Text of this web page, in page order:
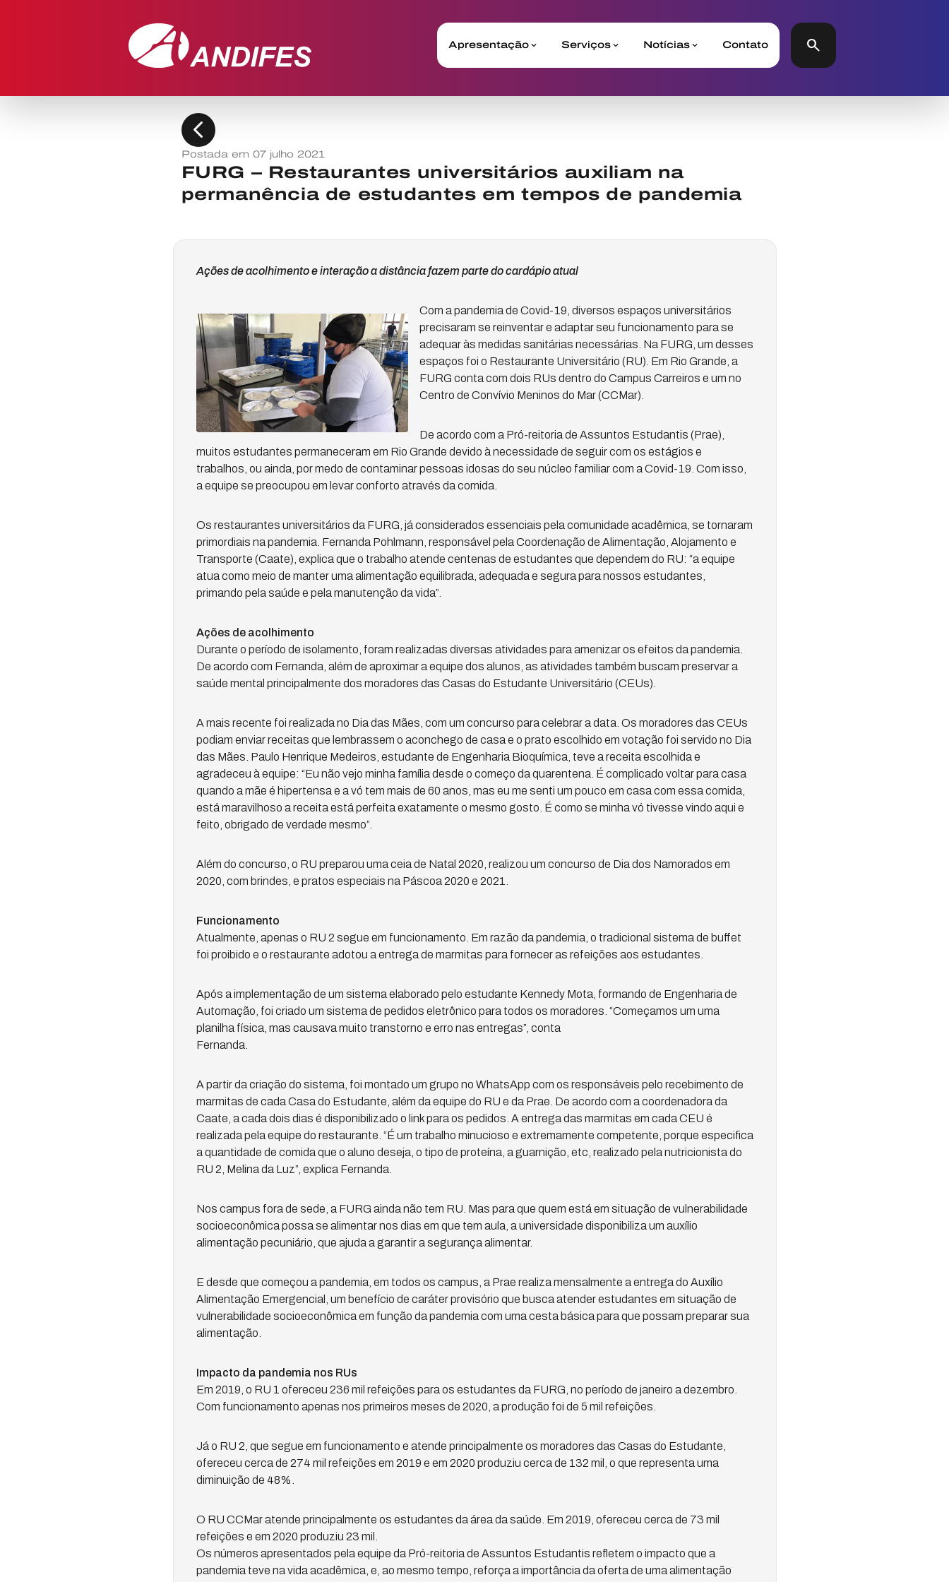
Apresentação Serviços Notícias Contato search
chevron_left
Postada em 07 julho 2021
FURG – Restaurantes universitários auxiliam na
permanência de estudantes em tempos de pandemia
Ações de acolhimento e interação a distância fazem parte do cardápio atual
Com a pandemia de Covid-19, diversos espaços universitários
precisaram se reinventar e adaptar seu funcionamento para se
adequar às medidas sanitárias necessárias. Na FURG, um desses
espaços foi o Restaurante Universitário (RU). Em Rio Grande, a
FURG conta com dois RUs dentro do Campus Carreiros e um no
Centro de Convívio Meninos do Mar (CCMar).
De acordo com a Pró-reitoria de Assuntos Estudantis (Prae),
muitos estudantes permaneceram em Rio Grande devido à necessidade de seguir com os estágios e
trabalhos, ou ainda, por medo de contaminar pessoas idosas do seu núcleo familiar com a Covid-19. Com isso,
a equipe se preocupou em levar conforto através da comida.
Os restaurantes universitários da FURG, já considerados essenciais pela comunidade acadêmica, se tornaram
primordiais na pandemia. Fernanda Pohlmann, responsável pela Coordenação de Alimentação, Alojamento e
Transporte (Caate), explica que o trabalho atende centenas de estudantes que dependem do RU: “a equipe
atua como meio de manter uma alimentação equilibrada, adequada e segura para nossos estudantes,
primando pela saúde e pela manutenção da vida”.
Ações de acolhimento
Durante o período de isolamento, foram realizadas diversas atividades para amenizar os efeitos da pandemia.
De acordo com Fernanda, além de aproximar a equipe dos alunos, as atividades também buscam preservar a
saúde mental principalmente dos moradores das Casas do Estudante Universitário (CEUs).
A mais recente foi realizada no Dia das Mães, com um concurso para celebrar a data. Os moradores das CEUs
podiam enviar receitas que lembrassem o aconchego de casa e o prato escolhido em votação foi servido no Dia
das Mães. Paulo Henrique Medeiros, estudante de Engenharia Bioquímica, teve a receita escolhida e
agradeceu à equipe: “Eu não vejo minha família desde o começo da quarentena. É complicado voltar para casa
quando a mãe é hipertensa e a vó tem mais de 60 anos, mas eu me senti um pouco em casa com essa comida,
está maravilhoso a receita está perfeita exatamente o mesmo gosto. É como se minha vó tivesse vindo aqui e
feito, obrigado de verdade mesmo”.
Além do concurso, o RU preparou uma ceia de Natal 2020, realizou um concurso de Dia dos Namorados em
2020, com brindes, e pratos especiais na Páscoa 2020 e 2021.
Funcionamento
Atualmente, apenas o RU 2 segue em funcionamento. Em razão da pandemia, o tradicional sistema de buffet
foi proibido e o restaurante adotou a entrega de marmitas para fornecer as refeições aos estudantes.
Após a implementação de um sistema elaborado pelo estudante Kennedy Mota, formando de Engenharia de
Automação, foi criado um sistema de pedidos eletrônico para todos os moradores. “Começamos um uma
planilha física, mas causava muito transtorno e erro nas entregas”, conta
Fernanda.
A partir da criação do sistema, foi montado um grupo no WhatsApp com os responsáveis pelo recebimento de
marmitas de cada Casa do Estudante, além da equipe do RU e da Prae. De acordo com a coordenadora da
Caate, a cada dois dias é disponibilizado o link para os pedidos. A entrega das marmitas em cada CEU é
realizada pela equipe do restaurante. “É um trabalho minucioso e extremamente competente, porque especifica
a quantidade de comida que o aluno deseja, o tipo de proteína, a guarnição, etc, realizado pela nutricionista do
RU 2, Melina da Luz”, explica Fernanda.
Nos campus fora de sede, a FURG ainda não tem RU. Mas para que quem está em situação de vulnerabilidade
socioeconômica possa se alimentar nos dias em que tem aula, a universidade disponibiliza um auxílio
alimentação pecuniário, que ajuda a garantir a segurança alimentar.
E desde que começou a pandemia, em todos os campus, a Prae realiza mensalmente a entrega do Auxílio
Alimentação Emergencial, um benefício de caráter provisório que busca atender estudantes em situação de
vulnerabilidade socioeconômica em função da pandemia com uma cesta básica para que possam preparar sua
alimentação.
Impacto da pandemia nos RUs
Em 2019, o RU 1 ofereceu 236 mil refeições para os estudantes da FURG, no período de janeiro a dezembro.
Com funcionamento apenas nos primeiros meses de 2020, a produção foi de 5 mil refeições.
Já o RU 2, que segue em funcionamento e atende principalmente os moradores das Casas do Estudante,
ofereceu cerca de 274 mil refeições em 2019 e em 2020 produziu cerca de 132 mil, o que representa uma
diminuição de 48%.
O RU CCMar atende principalmente os estudantes da área da saúde. Em 2019, ofereceu cerca de 73 mil
refeições e em 2020 produziu 23 mil.
Os números apresentados pela equipe da Pró-reitoria de Assuntos Estudantis refletem o impacto que a
pandemia teve na vida acadêmica, e, ao mesmo tempo, reforça a importância da oferta de uma alimentação